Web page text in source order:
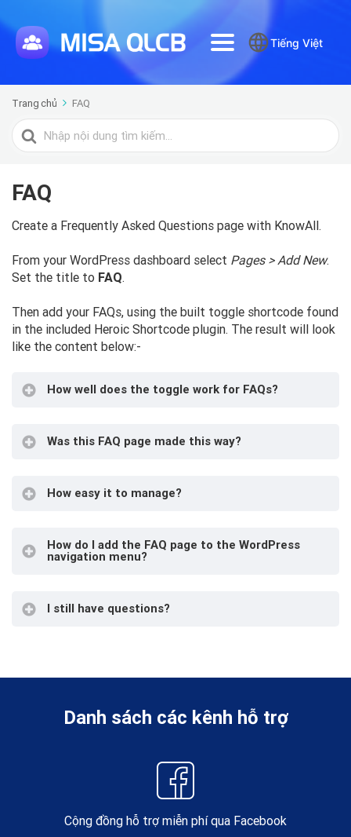
Tiếng Việt
Trang chủ FAQ
Tìm
kiếm
FAQ
Create a Frequently Asked Questions page with KnowAll.
From your WordPress dashboard select Pages > Add New.
Set the title to FAQ.
Then add your FAQs, using the built toggle shortcode found
in the included Heroic Shortcode plugin. The result will look
like the content below:-
How well does the toggle work for FAQs?
Was this FAQ page made this way?
How easy it to manage?
How do I add the FAQ page to the WordPress
navigation menu?
I still have questions?
Danh sách các kênh hỗ trợ
Cộng đồng hỗ trợ miễn phí qua Facebook